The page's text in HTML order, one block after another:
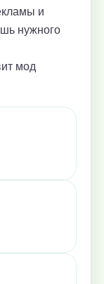
и
нужного
мод